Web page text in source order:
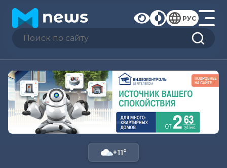
РУС
+11°